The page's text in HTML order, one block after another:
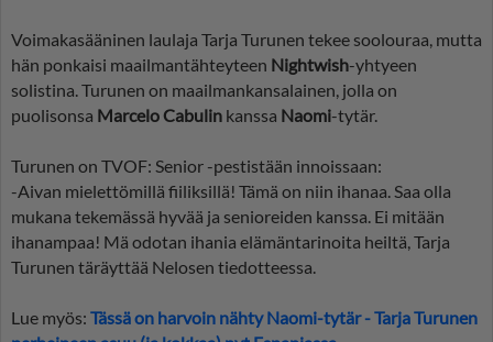
Voimakasääninen laulaja Tarja Turunen tekee soolouraa, mutta
hän ponkaisi maailmantähteyteen Nightwish-yhtyeen
solistina. Turunen on maailmankansalainen, jolla on
puolisonsa Marcelo Cabulin kanssa Naomi-tytär.
Turunen on TVOF: Senior -pestistään innoissaan:
-Aivan mielettömillä fiiliksillä! Tämä on niin ihanaa. Saa olla
mukana tekemässä hyvää ja senioreiden kanssa. Ei mitään
ihanampaa! Mä odotan ihania elämäntarinoita heiltä, Tarja
Turunen täräyttää Nelosen tiedotteessa.
Lue myös: Tässä on harvoin nähty Naomi-tytär - Tarja Turunen